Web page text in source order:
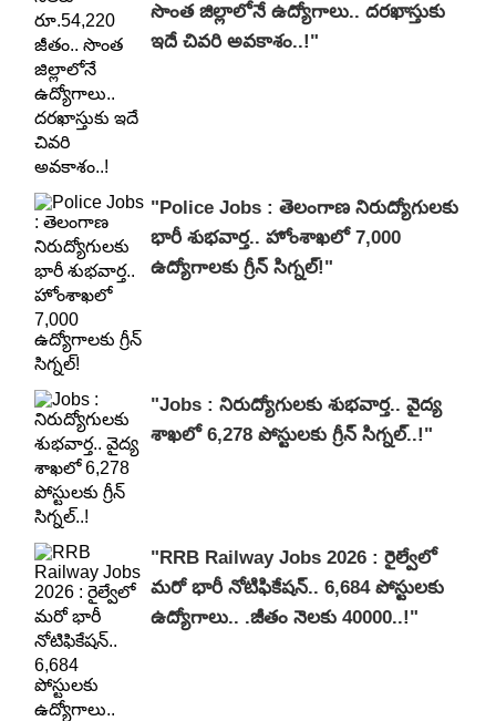
సొంత జిల్లాలోనే ఉద్యోగాలు.. దరఖాస్తుకు
ఇదే చివరి అవకాశం..!"
"Police Jobs : తెలంగాణ నిరుద్యోగులకు
భారీ శుభవార్త.. హోంశాఖలో 7,000
ఉద్యోగాలకు గ్రీన్ సిగ్నల్!"
"Jobs : నిరుద్యోగులకు శుభవార్త.. వైద్య
శాఖలో 6,278 పోస్టులకు గ్రీన్ సిగ్నల్..!"
"RRB Railway Jobs 2026 : రైల్వేలో
మరో భారీ నోటిఫికేషన్.. 6,684 పోస్టులకు
ఉద్యోగాలు.. .జీతం నెల‌కు 40000..!"